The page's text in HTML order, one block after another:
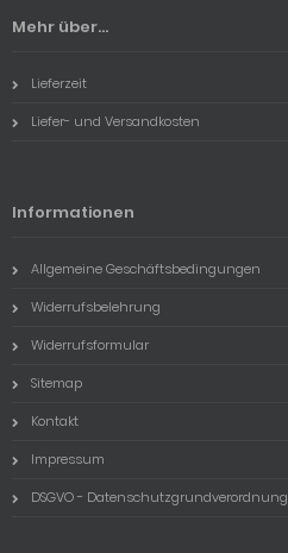
Mehr über...
Lieferzeit
Liefer- und Versandkosten
Informationen
Allgemeine Geschäftsbedingungen
Widerrufsbelehrung
Widerrufsformular
Sitemap
Kontakt
Impressum
DSGVO - Datenschutzgrundverordnung